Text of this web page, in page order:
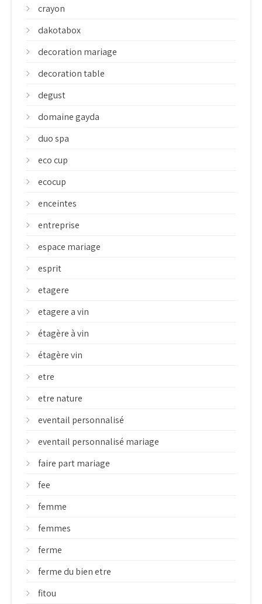
crayon
dakotabox
decoration mariage
decoration table
degust
domaine gayda
duo spa
eco cup
ecocup
enceintes
entreprise
espace mariage
esprit
etagere
etagere a vin
étagère à vin
étagère vin
etre
etre nature
eventail personnalisé
eventail personnalisé mariage
faire part mariage
fee
femme
femmes
ferme
ferme du bien etre
fitou